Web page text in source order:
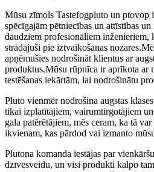
Mūsu zīmols Tastefogpluto un ptovop
spēcīgajām pētniecības un attīstības un
daudziem profesionāliem inženieriem,
strādājuši pie iztvaikošanas
apņēmušies nodrošināt klientus ar
produktus.Mūsu rūpnīca ir aprīkota ar
testēšanas iekārtām, lai nodrošinātu
Pluto vienmēr nodrošina augstas
tikai izplatītājiem, vairumtirgotājiem
gala patērētājiem, mēs ceram, ka tā
ikvienam, kas pārdod vai izmanto
Plutona komanda iestājas par
dzīvesveidu, un visi produkti kalpo